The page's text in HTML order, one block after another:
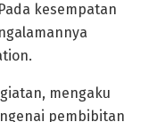
kesempatan
mengaku
pembibitan